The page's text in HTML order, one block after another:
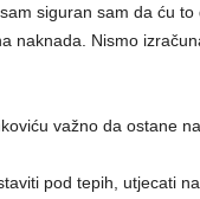
siguran sam da ću to
naknada. Nismo
važno da ostane
pod tepih, utjecati